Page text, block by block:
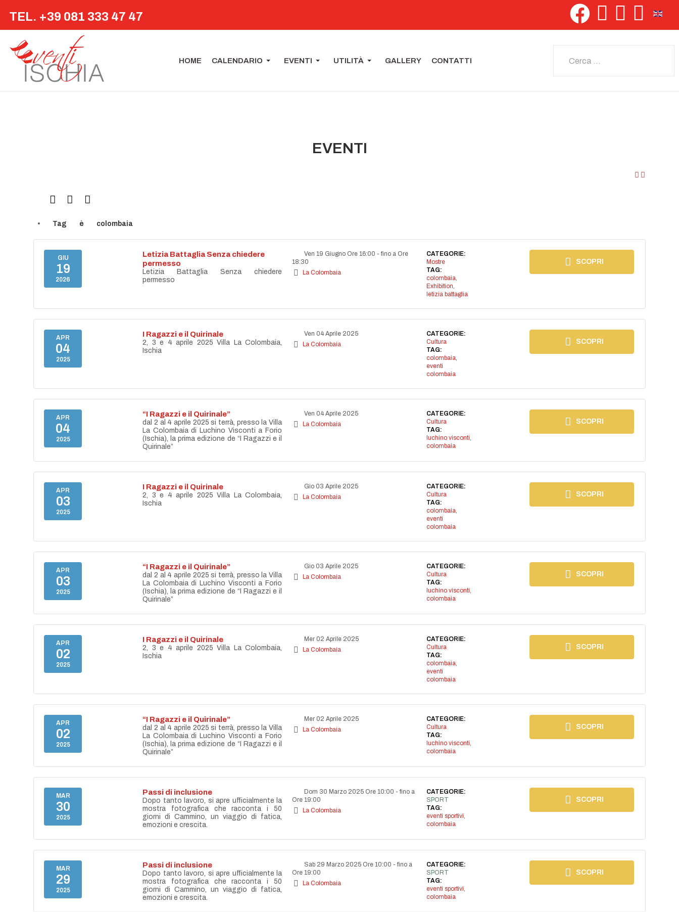
TEL. +39 081 333 47 47
HOME CALENDARIO EVENTI UTILITÀ GALLERY CONTATTI
EVENTI
Tag è colombaia
GIU
19
2026
Letizia Battaglia Senza chiedere
permesso
Letizia Battaglia Senza chiedere
permesso
Ven 19 Giugno Ore 16:00 - fino a Ore
18:30
La Colombaia
CATEGORIE:
Mostre
TAG:
colombaia,
Exhibition,
letizia battaglia
SCOPRI
APR
04
2025
I Ragazzi e il Quirinale
2, 3 e 4 aprile 2025 Villa La Colombaia,
Ischia
Ven 04 Aprile 2025
La Colombaia
CATEGORIE:
Cultura
TAG:
colombaia,
eventi
colombaia
SCOPRI
APR
04
2025
“I Ragazzi e il Quirinale”
dal 2 al 4 aprile 2025 si terrà, presso la Villa
La Colombaia di Luchino Visconti a Forio
(Ischia), la prima edizione de “I Ragazzi e il
Quirinale”
Ven 04 Aprile 2025
La Colombaia
CATEGORIE:
Cultura
TAG:
luchino visconti,
colombaia
SCOPRI
APR
03
2025
I Ragazzi e il Quirinale
2, 3 e 4 aprile 2025 Villa La Colombaia,
Ischia
Gio 03 Aprile 2025
La Colombaia
CATEGORIE:
Cultura
TAG:
colombaia,
eventi
colombaia
SCOPRI
APR
03
2025
“I Ragazzi e il Quirinale”
dal 2 al 4 aprile 2025 si terrà, presso la Villa
La Colombaia di Luchino Visconti a Forio
(Ischia), la prima edizione de “I Ragazzi e il
Quirinale”
Gio 03 Aprile 2025
La Colombaia
CATEGORIE:
Cultura
TAG:
luchino visconti,
colombaia
SCOPRI
APR
02
2025
I Ragazzi e il Quirinale
2, 3 e 4 aprile 2025 Villa La Colombaia,
Ischia
Mer 02 Aprile 2025
La Colombaia
CATEGORIE:
Cultura
TAG:
colombaia,
eventi
colombaia
SCOPRI
APR
02
2025
“I Ragazzi e il Quirinale”
dal 2 al 4 aprile 2025 si terrà, presso la Villa
La Colombaia di Luchino Visconti a Forio
(Ischia), la prima edizione de “I Ragazzi e il
Quirinale”
Mer 02 Aprile 2025
La Colombaia
CATEGORIE:
Cultura
TAG:
luchino visconti,
colombaia
SCOPRI
MAR
30
2025
Passi di inclusione
Dopo tanto lavoro, si apre ufficialmente la
mostra fotografica che racconta i 50
giorni di Cammino, un viaggio di fatica,
emozioni e crescita.
Dom 30 Marzo 2025 Ore 10:00 - fino a
Ore 19:00
La Colombaia
CATEGORIE:
SPORT
TAG:
eventi sportivi,
colombaia
SCOPRI
MAR
29
2025
Passi di inclusione
Dopo tanto lavoro, si apre ufficialmente la
mostra fotografica che racconta i 50
giorni di Cammino, un viaggio di fatica,
emozioni e crescita.
Sab 29 Marzo 2025 Ore 10:00 - fino a
Ore 19:00
La Colombaia
CATEGORIE:
SPORT
TAG:
eventi sportivi,
colombaia
SCOPRI